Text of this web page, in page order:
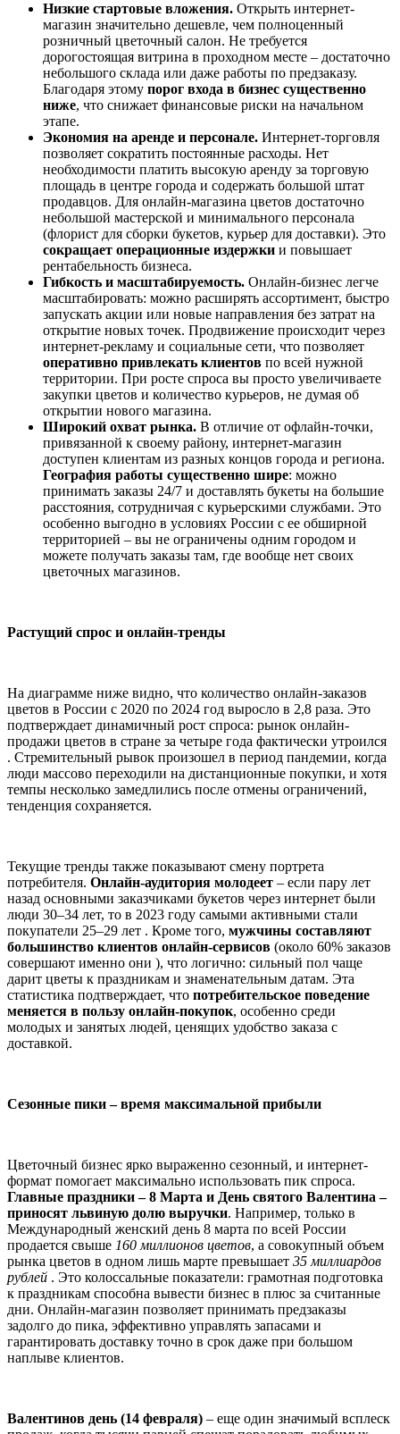
Низкие стартовые вложения. Открыть интернет-
магазин значительно дешевле, чем полноценный
розничный цветочный салон. Не требуется
дорогостоящая витрина в проходном месте – достаточно
небольшого склада или даже работы по предзаказу.
Благодаря этому порог входа в бизнес существенно
ниже, что снижает финансовые риски на начальном
этапе.
Экономия на аренде и персонале. Интернет-торговля
позволяет сократить постоянные расходы. Нет
необходимости платить высокую аренду за торговую
площадь в центре города и содержать большой штат
продавцов. Для онлайн-магазина цветов достаточно
небольшой мастерской и минимального персонала
(флорист для сборки букетов, курьер для доставки). Это
сокращает операционные издержки и повышает
рентабельность бизнеса.
Гибкость и масштабируемость. Онлайн-бизнес легче
масштабировать: можно расширять ассортимент, быстро
запускать акции или новые направления без затрат на
открытие новых точек. Продвижение происходит через
интернет-рекламу и социальные сети, что позволяет
оперативно привлекать клиентов по всей нужной
территории. При росте спроса вы просто увеличиваете
закупки цветов и количество курьеров, не думая об
открытии нового магазина.
Широкий охват рынка. В отличие от офлайн-точки,
привязанной к своему району, интернет-магазин
доступен клиентам из разных концов города и региона.
География работы существенно шире: можно
принимать заказы 24/7 и доставлять букеты на большие
расстояния, сотрудничая с курьерскими службами. Это
особенно выгодно в условиях России с ее обширной
территорией – вы не ограничены одним городом и
можете получать заказы там, где вообще нет своих
цветочных магазинов.
Растущий спрос и онлайн-тренды
На диаграмме ниже видно, что количество онлайн-заказов
цветов в России с 2020 по 2024 год выросло в 2,8 раза. Это
подтверждает динамичный рост спроса: рынок онлайн-
продажи цветов в стране за четыре года фактически утроился
. Стремительный рывок произошел в период пандемии, когда
люди массово переходили на дистанционные покупки, и хотя
темпы несколько замедлились после отмены ограничений,
тенденция сохраняется.
Текущие тренды также показывают смену портрета
потребителя. Онлайн-аудитория молодеет – если пару лет
назад основными заказчиками букетов через интернет были
люди 30–34 лет, то в 2023 году самыми активными стали
покупатели 25–29 лет . Кроме того, мужчины составляют
большинство клиентов онлайн-сервисов (около 60% заказов
совершают именно они ), что логично: сильный пол чаще
дарит цветы к праздникам и знаменательным датам. Эта
статистика подтверждает, что потребительское поведение
меняется в пользу онлайн-покупок, особенно среди
молодых и занятых людей, ценящих удобство заказа с
доставкой.
Сезонные пики – время максимальной прибыли
Цветочный бизнес ярко выраженно сезонный, и интернет-
формат помогает максимально использовать пик спроса.
Главные праздники – 8 Марта и День святого Валентина –
приносят львиную долю выручки. Например, только в
Международный женский день 8 марта по всей России
продается свыше 160 миллионов цветов, а совокупный объем
рынка цветов в одном лишь марте превышает 35 миллиардов
рублей . Это колоссальные показатели: грамотная подготовка
к праздникам способна вывести бизнес в плюс за считанные
дни. Онлайн-магазин позволяет принимать предзаказы
задолго до пика, эффективно управлять запасами и
гарантировать доставку точно в срок даже при большом
наплыве клиентов.
Валентинов день (14 февраля) – еще один значимый всплеск